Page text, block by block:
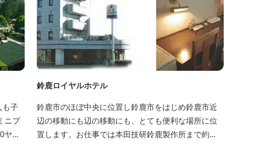
子
ニプ
ヤー
鈴鹿ロイヤルホテル
鈴鹿市のほぼ中央に位置し鈴鹿市をはじめ鈴鹿市近
辺の移動にも辺の移動にも、とても便利な場所に位
置します。お仕事では本田技研鈴鹿製作所まで約